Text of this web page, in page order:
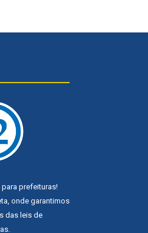
para prefeituras!
onde garantimos
das leis de